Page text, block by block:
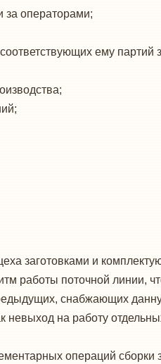
за операторами;
ему партий
заготовками и
работы поточной линии,
снабжающих
на работу
операций сборки